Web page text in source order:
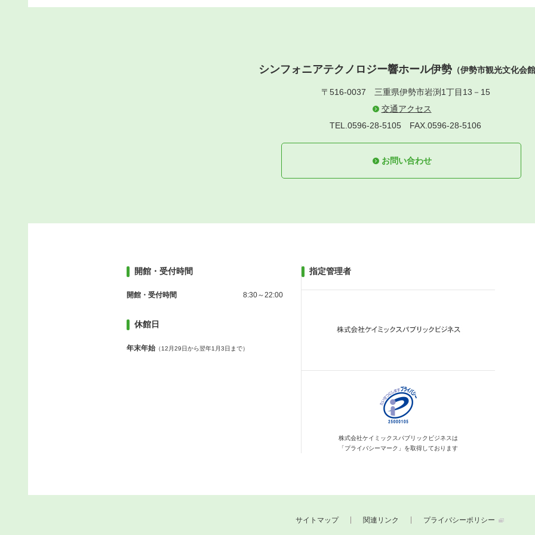
シンフォニアテクノロジー響ホール伊勢 （伊勢市観光文化会
〒516-0037 三重県伊勢市岩渕1丁目13－15
交通アクセス
TEL.0596-28-5105 FAX.0596-28-5106
お問い合わせ
開館・受付時間
開館・受付時間 8:30～22:00
休館日
年末年始 （12月29日から翌年1月3日まで）
指定管理者
株式会社ケイミックス パブリックビジネスは
「プライバシーマーク」を取得しております
サイトマップ 関連リンク プライバシーポリシー